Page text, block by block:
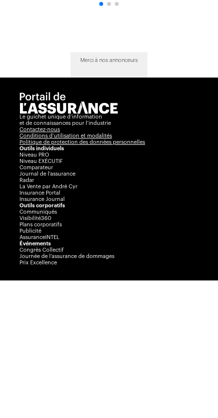
Merci à nos annonceurs
Le guichet unique d’information
et de connaissances pour l’industrie
Contactez-nous
Conditions d’utilisation et modalités
Politique de protection des données personnelles
Outils individuels
Niveau PRO
Niveau EXÉCUTIF
Comparateur
Journal de l’assurance
Radar
La Vente par André Cyr
Insurance Portal
Insurance Journal
Outils corporatifs
Communiqués
Visibilité360
Plans corporatifs
Publicité
AssuranceINTEL
Événements
Congrès Collectif
Journée de l’assurance de dommages
Prix Excellence